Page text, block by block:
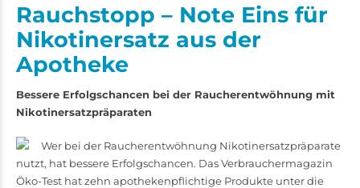
Rauchstopp – Note Eins für
Nikotinersatz aus der
Apotheke
Bessere Erfolgschancen bei der Raucherentwöhnung mit
Nikotinersatzpräparaten
Wer bei der Raucherentwöhnung Nikotinersatzpräparate
nutzt, hat bessere Erfolgschancen. Das Verbrauchermagazin
Öko-Test hat zehn apothekenpflichtige Produkte unter die